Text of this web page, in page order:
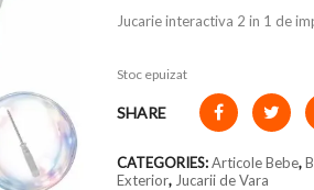
Jucarie interactiva 2 in 1 de
Stoc epuizat
SHARE
CATEGORIES:Articole Bebe,
Exterior, Jucarii de Vara